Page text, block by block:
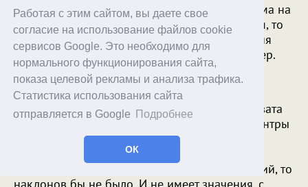
Работая с этим сайтом, вы даете свое
согласие на использование файлов cookie
сервисов Google. Это необходимо для
нормального функционирования сайта,
показа целевой рекламы и анализа трафика.
Статистика использования сайта
отправляется в Google
Подробнее
ОК
Например, если вы снимаете высотные дома на
объектив с фокусным расстоянием в 24 мм, то
ближе к краям кадра справа и слева здания
будут выглядеть наклоненными - вот пример.
На данном снимке в наклонных домах виновата
перспектива, а не искажения объектива. В центры
кадра они тоже назад завалени, просто это
меньше бросается в глаза.
Если бы сенсор был параллелен стенам зданий, то
наклонов бы не было. И не имеет значения, с